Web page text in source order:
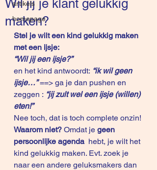
artikels
homepage
Wil jij je klant gelukkig
maken?
Stel je wilt een kind gelukkig maken
met een ijsje:
“Wil jij een ijsje?”
en het kind antwoordt: “ik wil geen
ijsje…” ==> ga je dan pushen en
zeggen : “jij zult wel een ijsje (willen)
eten!”
Nee toch, dat is toch complete onzin!
Waarom niet? Omdat je geen
persoonlijke agenda hebt, je wilt het
kind gelukkig maken. Evt. zoek je
naar een andere geluksmakers dan